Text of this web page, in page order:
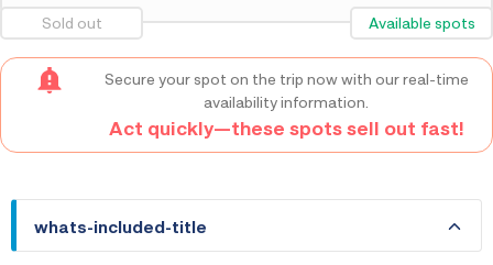
Sold out Available spots
Secure your spot on the trip now with our real-time
availability information.
Act quickly—these spots sell out fast!
whats-included-title
whats-included-title